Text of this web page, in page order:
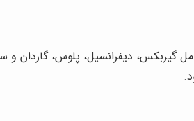
گیربکس، دیفرانسیل، پلوس، گاردان و